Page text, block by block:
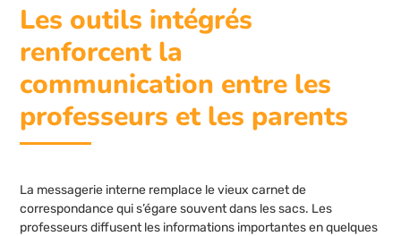
Les outils intégrés
renforcent la
communication entre les
professeurs et les parents
La messagerie interne remplace le vieux carnet de
correspondance qui s’égare souvent dans les sacs. Les
professeurs diffusent les informations importantes en quelques